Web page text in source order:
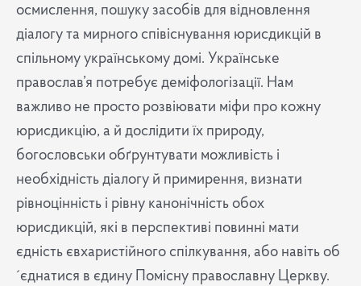
осмислення, пошуку засобів для відновлення
діалогу та мирного співіснування юрисдикцій в
спільному українському домі. Українське
православ’я потребує деміфологізації. Нам
важливо не просто розвіювати міфи про кожну
юрисдикцію, а й дослідити їх природу,
богословськи обґрунтувати можливість і
необхідність діалогу й примирення, визнати
рівноцінність і рівну канонічність обох
юрисдикцій, які в перспективі повинні мати
єдність євхаристійного спілкування, або навіть об
´єднатися в єдину Помісну православну Церкву.